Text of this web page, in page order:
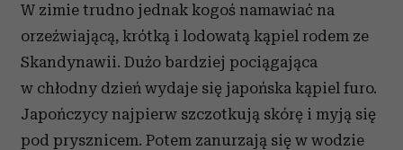
W zimie trudno jednak kogoś namawiać na
orzeźwiającą, krótką i lodowatą kąpiel rodem ze
Skandynawii. Dużo bardziej pociągająca
w chłodny dzień wydaje się japońska kąpiel furo.
Japończycy najpierw szczotkują skórę i myją się
pod prysznicem. Potem zanurzają się w wodzie